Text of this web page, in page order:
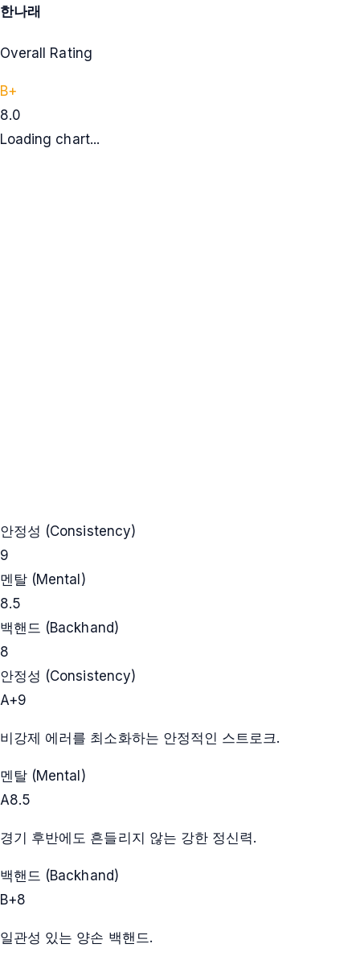
한나래
Overall Rating
B+
8.0
Loading chart...
안정성 (Consistency)
9
멘탈 (Mental)
8.5
백핸드 (Backhand)
8
안정성 (Consistency)
A+9
비강제 에러를 최소화하는 안정적인 스트로크.
멘탈 (Mental)
A8.5
경기 후반에도 흔들리지 않는 강한 정신력.
백핸드 (Backhand)
B+8
일관성 있는 양손 백핸드.